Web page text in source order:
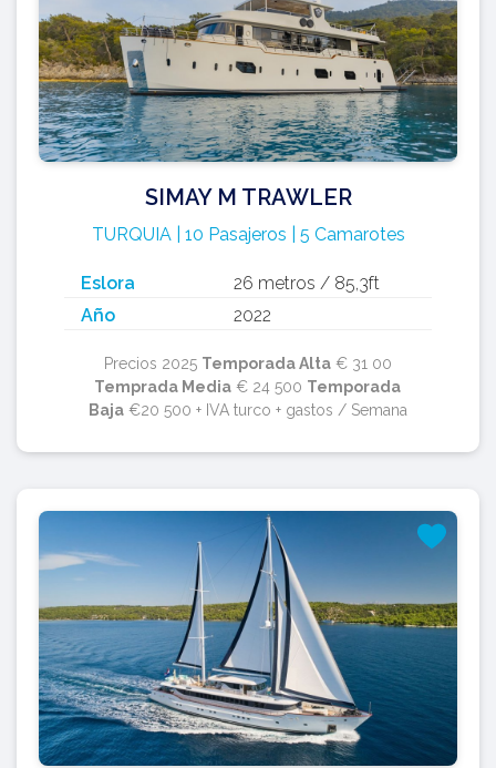
SIMAY M TRAWLER
TURQUIA | 10 Pasajeros | 5 Camarotes
Eslora
26 metros / 85,3ft
Año
2022
Precios 2025 Temporada Alta€ 31 00
Temprada Media € 24 500 Temporada
Baja€20 500 + IVA turco + gastos / Semana